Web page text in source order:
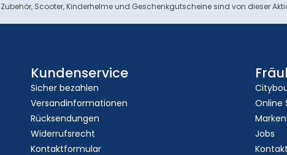
Scooter, Kinderhelme und Geschenkgutscheine sind von dieser
Kundenservice
Sicher bezahlen
Versandinformationen
Rücksendungen
Widerrufsrecht
Kontaktformular
Online
Marken
Jobs
Kontakt